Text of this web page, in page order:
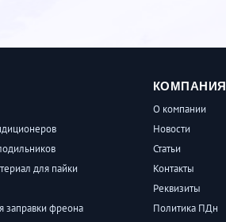
для пайки
заправки фреона
КОМПАНИЯ
О компании
Новости
Статьи
Контакты
Реквизиты
Политика ПДн